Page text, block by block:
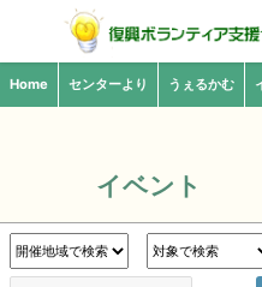
Home センターより うぇるかむ
イベント